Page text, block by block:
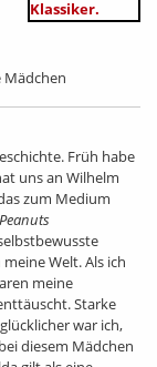
Mädchen
Früh habe
uns an Wilhelm
zum Medium
Peanuts
Welt. Als ich
meine
Starke
war ich,
diesem Mädchen